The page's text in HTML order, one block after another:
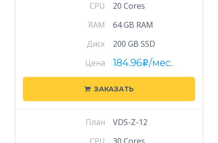
CPU
20 Cores
RAM
64 GB RAM
Диск
200 GB SSD
Цена
184.96i/мес.
ЗАКАЗАТЬ
План
VDS-Z-12